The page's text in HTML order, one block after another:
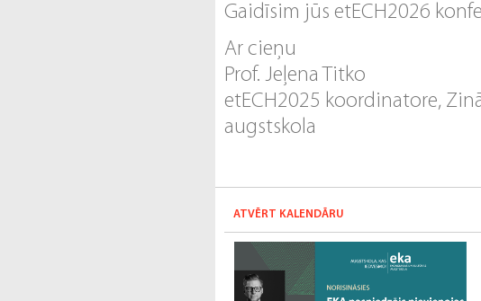
Gaidīsim jūs etECH2026
Ar cieņu
Prof. Jeļena Titko
etECH2025 koordinatore,
augstskola
ATVĒRT KALENDĀRU